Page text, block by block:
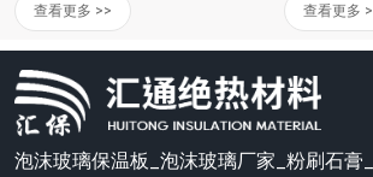
查看更多 >> 查看更多
泡沫玻璃保温板_泡沫玻璃厂家_粉刷石膏